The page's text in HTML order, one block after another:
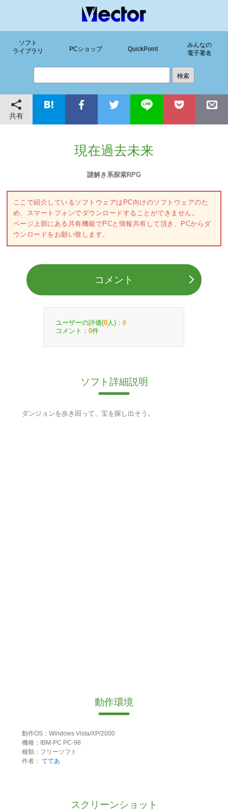
ソフト
ライブラリ
PCショップ QuickPoint
みんなの
電子署名
共有
現在過去未来
謎解き系探索RPG
ここで紹介しているソフトウェアはPC向けのソフトウェアのた
め、スマートフォンでダウンロードすることができません。
ページ上部にある共有機能でPCと情報共有して頂き、PCからダ
ウンロードをお願い致します。
コメント
ユーザーの評価(0 人)： 0
コメント： 0件
ソフト詳細説明
ダンジョンを歩き回って、宝を探し出そう。
動作環境
動作OS：Windows Vista/XP/2000
機種：IBM-PC PC-98
種類：フリーソフト
作者： ててあ
スクリーンショット